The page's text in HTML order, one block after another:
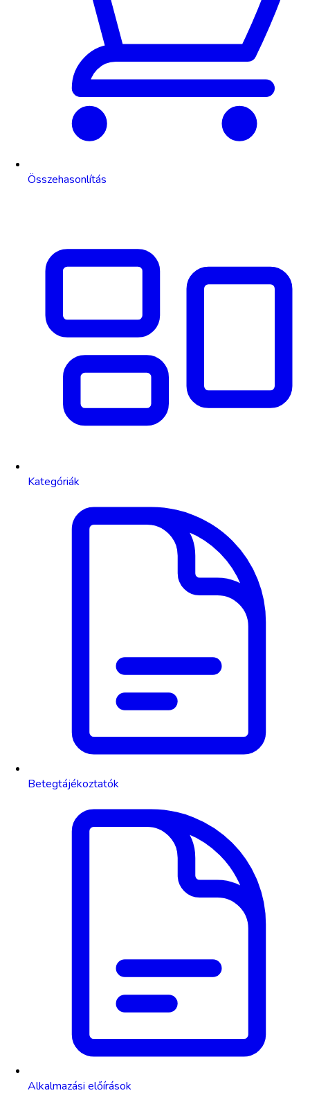
Összehasonlítás
Kategóriák
Betegtájékoztatók
Alkalmazási előírások